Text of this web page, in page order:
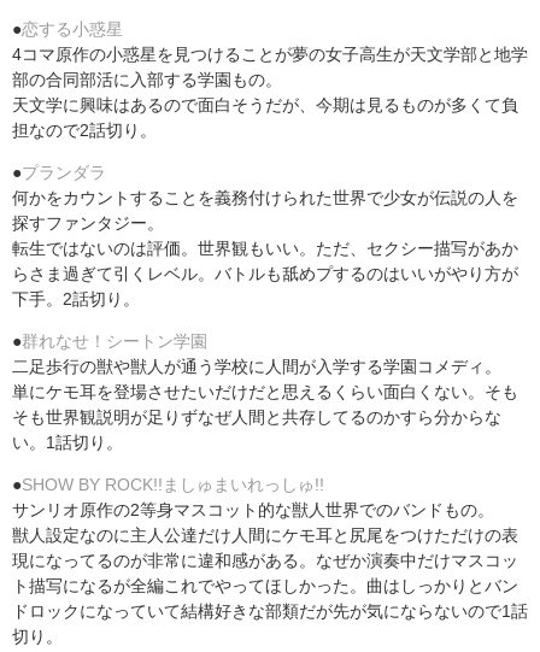
●恋する小惑星
4コマ原作の小惑星を見つけることが夢の女子高生が天文学部と地学
部の合同部活に入部する学園もの。
天文学に興味はあるので面白そうだが、今期は見るものが多くて負
担なので2話切り。
●プランダラ
何かをカウントすることを義務付けられた世界で少女が伝説の人を
探すファンタジー。
転生ではないのは評価。世界観もいい。ただ、セクシー描写があか
らさま過ぎて引くレベル。バトルも舐めプするのはいいがやり方が
下手。2話切り。
●群れなせ！シートン学園
二足歩行の獣や獣人が通う学校に人間が入学する学園コメディ。
単にケモ耳を登場させたいだけだと思えるくらい面白くない。そも
そも世界観説明が足りずなぜ人間と共存してるのかすら分からな
い。1話切り。
●SHOW BY ROCK!!ましゅまいれっしゅ!!
サンリオ原作の2等身マスコット的な獣人世界でのバンドもの。
獣人設定なのに主人公達だけ人間にケモ耳と尻尾をつけただけの表
現になってるのが非常に違和感がある。なぜか演奏中だけマスコッ
ト描写になるが全編これでやってほしかった。曲はしっかりとバン
ドロックになっていて結構好きな部類だが先が気にならないので1話
切り。